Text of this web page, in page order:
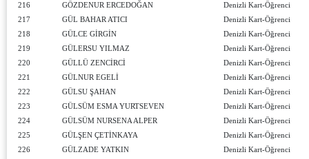
216
GÖZDENUR ERCEDOĞAN
Denizli Kart-Öğrenci
217
GÜL BAHAR ATICI
Denizli Kart-Öğrenci
218
GÜLCE GİRGİN
Denizli Kart-Öğrenci
219
GÜLERSU YILMAZ
Denizli Kart-Öğrenci
220
GÜLLÜ ZENCİRCİ
Denizli Kart-Öğrenci
221
GÜLNUR EGELİ
Denizli Kart-Öğrenci
222
GÜLSU ŞAHAN
Denizli Kart-Öğrenci
223
GÜLSÜM ESMA YURTSEVEN
Denizli Kart-Öğrenci
224
GÜLSÜM NURSENA ALPER
Denizli Kart-Öğrenci
225
GÜLŞEN ÇETİNKAYA
Denizli Kart-Öğrenci
226
GÜLZADE YATKIN
Denizli Kart-Öğrenci